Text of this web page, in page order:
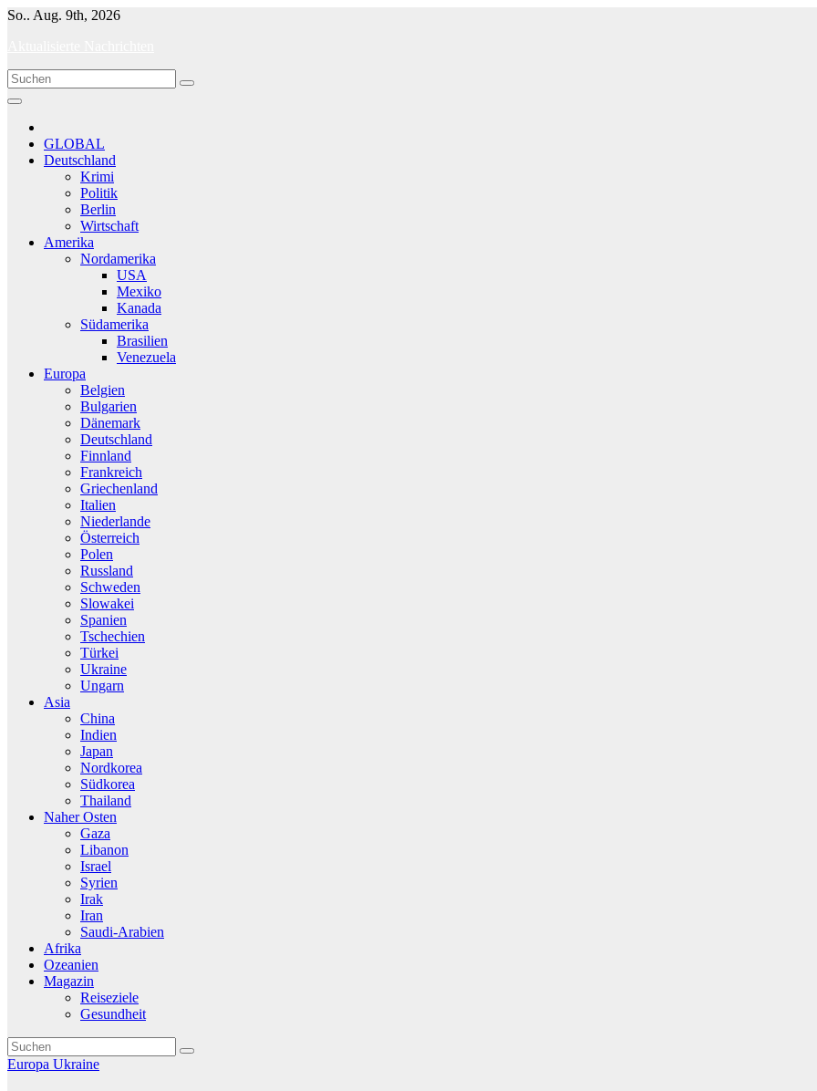
Skip
So.. Aug. 9th, 2026
GLOBAL
Deutschland
Krimi
Politik
Berlin
Wirtschaft
Amerika
Nordamerika
USA
Mexiko
Kanada
Südamerika
Brasilien
Venezuela
Europa
Belgien
Bulgarien
Dänemark
Deutschland
Finnland
Frankreich
Griechenland
Italien
Niederlande
Österreich
Polen
Russland
Schweden
Slowakei
Spanien
Tschechien
Türkei
Ukraine
Ungarn
Asia
China
Indien
Japan
Nordkorea
Südkorea
Thailand
Naher Osten
Gaza
Libanon
Israel
Syrien
Irak
Iran
Saudi-Arabien
Afrika
Ozeanien
Magazin
Reiseziele
Gesundheit
Europa Ukraine